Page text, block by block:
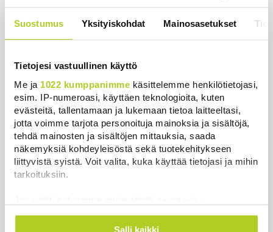
Suostumus Yksityiskohdat Mainosasetukset
Tietojesi vastuullinen käyttö
Me ja 1022 kumppanimme käsittelemme henkilötietojasi,
esim. IP-numeroasi, käyttäen teknologioita, kuten
evästeitä, tallentamaan ja lukemaan tietoa laitteeltasi,
jotta voimme tarjota personoituja mainoksia ja sisältöjä,
tehdä mainosten ja sisältöjen mittauksia, saada
näkemyksiä kohdeyleisöstä sekä tuotekehitykseen
liittyvistä syistä. Voit valita, kuka käyttää tietojasi ja mihin
tarkoituksiin.
Kerätä tietoja maantieteellisestä sijainnistasi,
mahdollisesti muutaman metrin tarkkuudella
Salli kaikki
Timo Laaninen julistaa Wille Rydmanin Suomen
taitavimmaksi poliitikoksi
Espanja uhkaa Italiaa vastatoimilla
Uutiset | 7.8.2026 16:55
Sianlihaa voi jälleen viedä Etelä-Koreaan ja Uuteen-
Seelantiin
Uutiset | 7.8.2026 16:44
Järjestöt vastustavat karhun kiintiömetsästystä –
poliisi vetoaa kansalaisten turvallisuuteen
Ruokavirasto muuttaa rajoituksia afrikkalaisen